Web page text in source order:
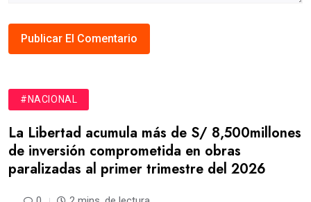
#NACIONAL
La Libertad acumula más de S/ 8,500millones
de inversión comprometida en obras
paralizadas al primer trimestre del 2026